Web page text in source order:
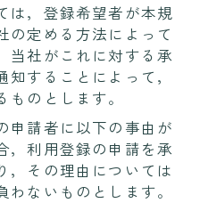
は，登録希望者が本規
の定める方法によって
当社がこれに対する承
することによって，
のとします。
申請者に以下の事由が
，利用登録の申請を承
，その理由については
ないものとします。